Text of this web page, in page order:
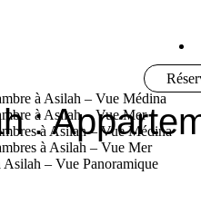
à Asilah – Vue Médina
à Asilah – Vue Mer
à Asilah – Vue Médina
à Asilah – Vue Mer
Asilah – Vue Panoramique
: